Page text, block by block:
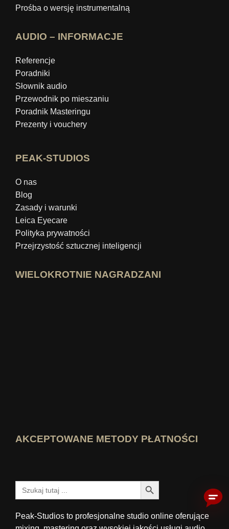
Prośba o wersję instrumentalną
AUDIO – INFORMACJE
Referencje
Poradniki
Słownik audio
Przewodnik po mieszaniu
Poradnik Masteringu
Prezenty i vouchery
PEAK-STUDIOS
O nas
Blog
Zasady i warunki
Leica Eyecare
Polityka prywatności
Przejrzystość sztucznej inteligencji
WIELOKROTNIE NAGRADZANI
AKCEPTOWANE METODY PŁATNOŚCI
Szukaj: Przycisk wyszukiwania
Peak-Studios to profesjonalne studio online oferujące